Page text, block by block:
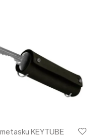
KEYTUBE